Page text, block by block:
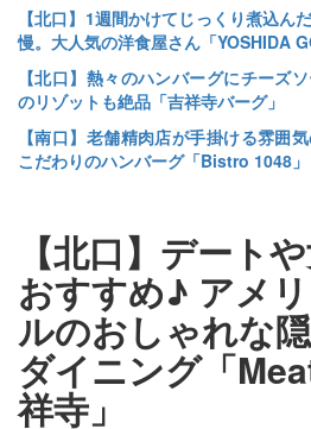
【北口】1週間かけてじっくり煮込ん
慢。大人気の洋食屋さん「YOSHIDA
【北口】熱々のハンバーグにチーズ
のリゾットも絶品「吉祥寺バーグ」
【南口】老舗精肉店が手掛ける雰囲
こだわりのハンバーグ「Bistro 1048」
【北口】デート
おすすめ♪ アメ
ルのおしゃれな
ダイニング「
祥寺」